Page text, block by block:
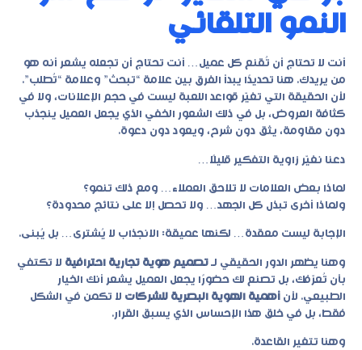
النمو التلقائي
أنت لا تحتاج أن تُقنع كل عميل… أنت تحتاج أن تجعله يشعر أنه هو
من يريدك. هنا تحديدًا يبدأ الفرق بين علامة “تبحث” وعلامة “تُطلب”.
لأن الحقيقة التي تغيّر قواعد اللعبة ليست في حجم الإعلانات، ولا في
كثافة العروض، بل في ذلك الشعور الخفي الذي يجعل العميل ينجذب
دون مقاومة، يثق دون شرح، ويعود دون دعوة.
دعنا نغيّر زاوية التفكير قليلًا…
لماذا بعض العلامات لا تلاحق العملاء… ومع ذلك تنمو؟
ولماذا أخرى تبذل كل الجهد… ولا تحصل إلا على نتائج محدودة؟
الإجابة ليست معقدة… لكنها عميقة: الانجذاب لا يُشترى… بل يُبنى.
وهنا يظهر الدور الحقيقي لـ تصميم هوية تجارية احترافية لا تكتفي
بأن تُعرّفك، بل تصنع لك حضورًا يجعل العميل يشعر أنك الخيار
الطبيعي. لأن أهمية الهوية البصرية للشركات لا تكمن في الشكل
فقط، بل في خلق هذا الإحساس الذي يسبق القرار.
وهنا تتغير القاعدة.